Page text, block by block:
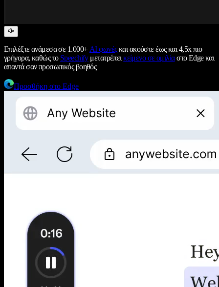
Επιλέξτε ανάμεσα σε 1.000+ AI φωνέςκαι ακούστε έως και 4,5x πιο
γρήγορα, καθώς το Speechifyμετατρέπεικείμενο σε ομιλίαστο Edge και
απαντά σαν προσωπικός βοηθός
Προσθήκη στο Edge